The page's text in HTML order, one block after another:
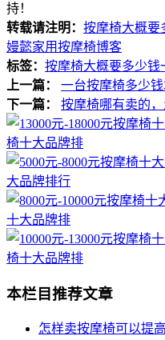
持！
转载请注明： 按摩椅大概要
嫚懿家用按摩椅博客
标签： 按摩椅大概要多少钱
上一篇：
一台按摩椅多少
下一篇：
按摩椅哪有卖的
椅十大品牌排
大品牌排行
十大品牌排
椅十大品牌排
本栏目推荐文章
怎样卖按摩椅可以提